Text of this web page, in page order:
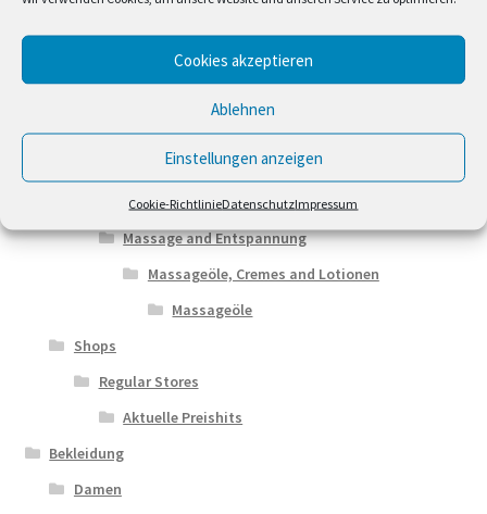
Cookies akzeptieren
Ablehnen
Einstellungen anzeigen
Cookie-RichtlinieDatenschutzImpressum
Nachbehandlungen
Balms
Lotionen and Fluide
Wellness
Massage and Entspannung
Massageöle, Cremes and Lotionen
Massageöle
Shops
Regular Stores
Aktuelle Preishits
Bekleidung
Damen